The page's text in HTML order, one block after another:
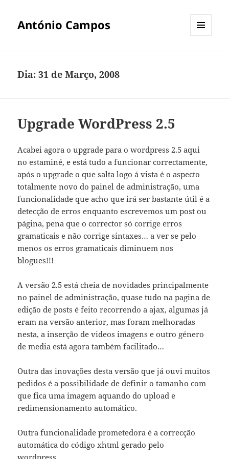
António Campos
Dia:31 de Março, 2008
Upgrade WordPress 2.5
Acabei agora o upgrade para o wordpress 2.5 aqui
no estaminé, e está tudo a funcionar correctamente,
após o upgrade o que salta logo á vista é o aspecto
totalmente novo do painel de administração, uma
funcionalidade que acho que irá ser bastante útil é a
detecção de erros enquanto escrevemos um post ou
página, pena que o corrector só corrige erros
gramaticais e não corrige sintaxes… a ver se pelo
menos os erros gramaticais diminuem nos
blogues!!!
A versão 2.5 está cheia de novidades principalmente
no painel de administração, quase tudo na pagina de
edição de posts é feito recorrendo a ajax, algumas já
eram na versão anterior, mas foram melhoradas
nesta, a inserção de videos imagens e outro género
de media está agora também facilitado…
Outra das inovações desta versão que já ouvi muitos
pedidos é a possibilidade de definir o tamanho com
que fica uma imagem aquando do upload e
redimensionamento automático.
Outra funcionalidade prometedora é a correcção
automática do código xhtml gerado pelo